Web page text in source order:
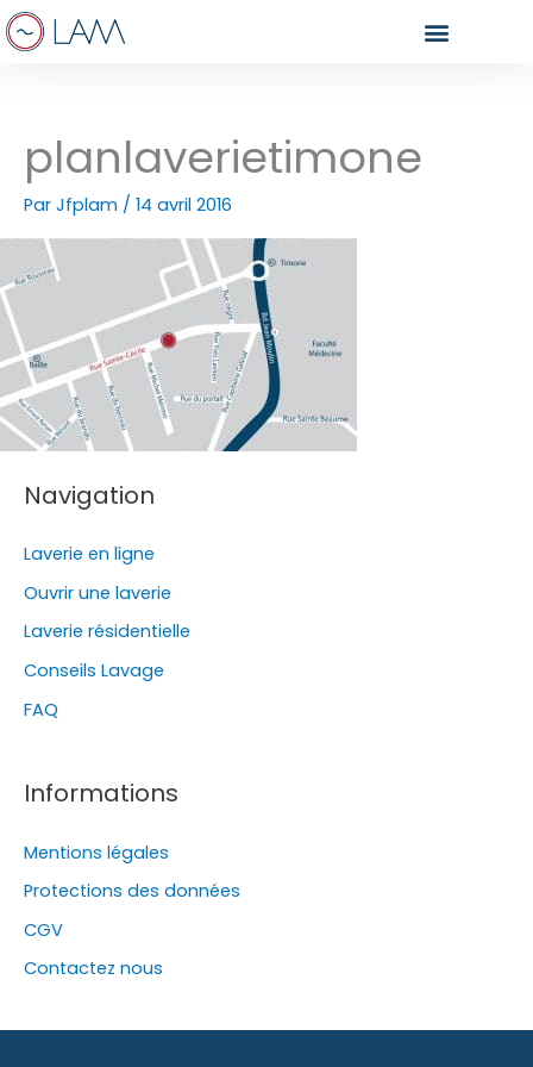
Aller
au
planlaverietimone
Par Jfplam / 14 avril 2016
Navigation
Laverie en ligne
Ouvrir une laverie
Laverie résidentielle
Conseils Lavage
FAQ
Informations
Mentions légales
Protections des données
CGV
Contactez nous